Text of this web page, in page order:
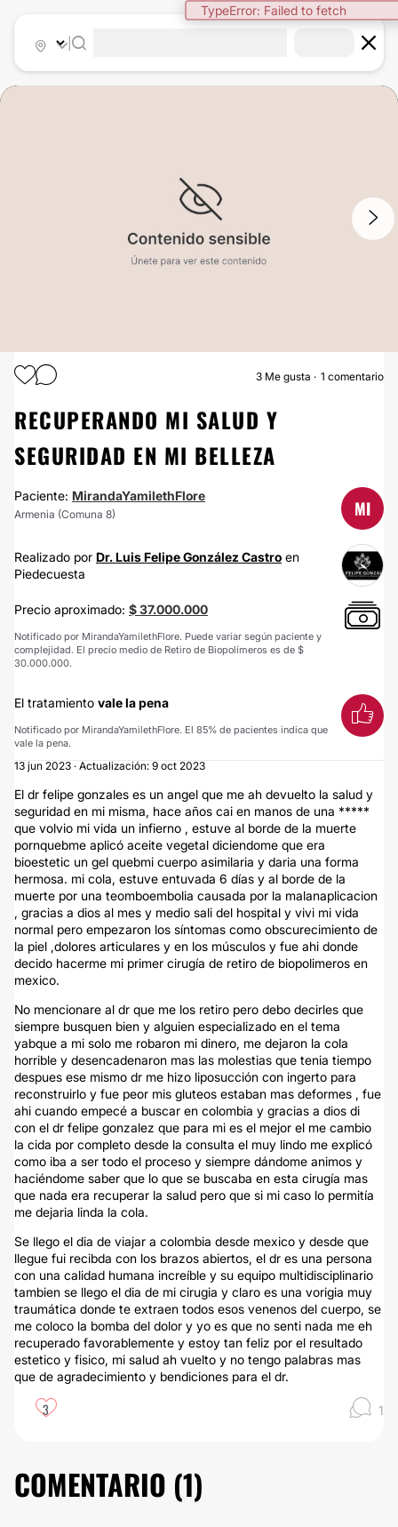
TypeError: Failed to fetch
RETIRO DE BIOPOLÍMEROS
3 Me gusta 1 comentario
RECUPERANDO MI SALUD Y
SEGURIDAD EN MI BELLEZA
Paciente: MirandaYamilethFlore
Armenia (Comuna 8) MI
Realizado por Dr. Luis Felipe González Castro en
Piedecuesta
Precio aproximado: $ 37.000.000
Notificado por MirandaYamilethFlore. Puede variar según paciente y
complejidad. El precio medio de Retiro de Biopolímeros es de $
30.000.000.
El tratamiento vale la pena
Notificado por MirandaYamilethFlore. El 85% de pacientes indica que
vale la pena.
13 jun 2023 · Actualización: 9 oct 2023
El dr felipe gonzales es un angel que me ah devuelto la salud y
seguridad en mi misma, hace años cai en manos de una *****
que volvio mi vida un infierno , estuve al borde de la muerte
pornquebme aplicó aceite vegetal diciendome que era
bioestetic un gel quebmi cuerpo asimilaria y daria una forma
hermosa. mi cola, estuve entuvada 6 días y al borde de la
muerte por una teomboembolia causada por la malanaplicacion
, gracias a dios al mes y medio sali del hospital y vivi mi vida
normal pero empezaron los síntomas como obscurecimiento de
la piel ,dolores articulares y en los músculos y fue ahi donde
decido hacerme mi primer cirugía de retiro de biopolimeros en
mexico.
No mencionare al dr que me los retiro pero debo decirles que
siempre busquen bien y alguien especializado en el tema
yabque a mi solo me robaron mi dinero, me dejaron la cola
horrible y desencadenaron mas las molestias que tenia tiempo
despues ese mismo dr me hizo liposucción con ingerto para
reconstruirlo y fue peor mis gluteos estaban mas deformes , fue
ahi cuando empecé a buscar en colombia y gracias a dios di
con el dr felipe gonzalez que para mi es el mejor el me cambio
la cida por completo desde la consulta el muy lindo me explicó
como iba a ser todo el proceso y siempre dándome animos y
haciéndome saber que lo que se buscaba en esta cirugía mas
que nada era recuperar la salud pero que si mi caso lo permitía
me dejaria linda la cola.
Se llego el dia de viajar a colombia desde mexico y desde que
llegue fui recibda con los brazos abiertos, el dr es una persona
con una calidad humana increíble y su equipo multidisciplinario
tambien se llego el dia de mi cirugia y claro es una vorigia muy
traumática donde te extraen todos esos venenos del cuerpo, se
me coloco la bomba del dolor y yo es que no senti nada me eh
recuperado favorablemente y estoy tan feliz por el resultado
estetico y fisico, mi salud ah vuelto y no tengo palabras mas
que de agradecimiento y bendiciones para el dr.
3 1
COMENTARIO (1)